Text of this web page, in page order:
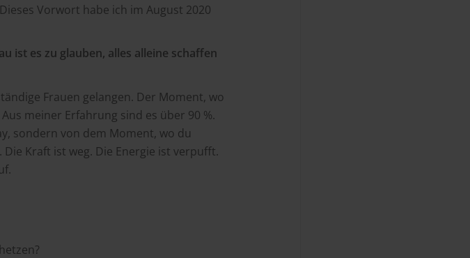
Vorwort habe ich im August 2020
ist es zu glauben, alles alleine schaffen
Frauen gelangen. Der Moment, wo
meiner Erfahrung sind es über 90 %.
sondern von dem Moment, wo du
Kraft ist weg. Die Energie ist verpufft.